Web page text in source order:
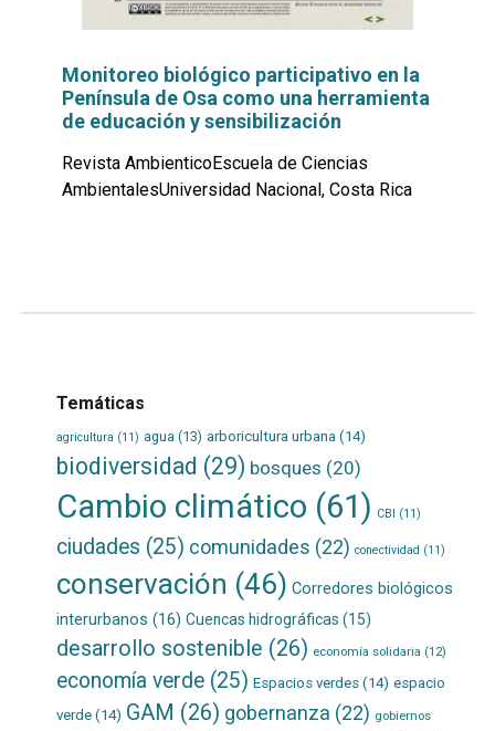
Monitoreo biológico participativo en la
Península de Osa como una herramienta
de educación y sensibilización
Revista AmbienticoEscuela de Ciencias
AmbientalesUniversidad Nacional, Costa Rica
Temáticas
agricultura (11) agua (13) arboricultura urbana (14)
biodiversidad (29) bosques (20)
Cambio climático (61) CBI (11)
ciudades (25) comunidades (22) conectividad (11)
conservación (46) Corredores biológicos
interurbanos (16) Cuencas hidrográficas (15)
desarrollo sostenible (26) economía solidaria (12)
economía verde(25) Espacios verdes(14) espacio
verde(14) GAM (26) gobernanza (22) gobiernos